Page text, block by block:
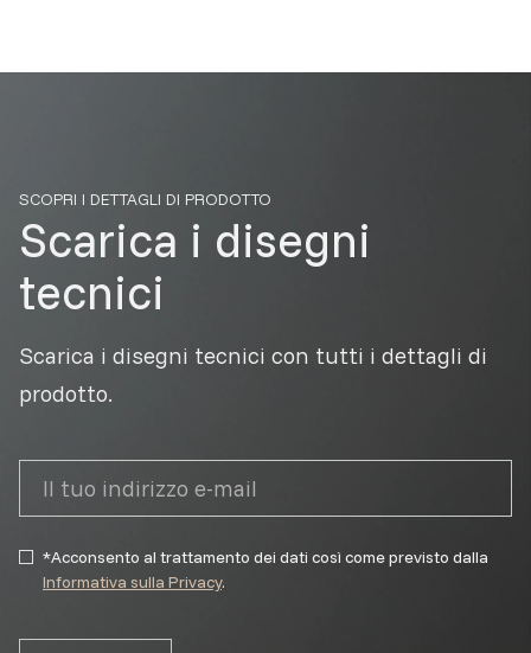
SCOPRI I DETTAGLI DI PRODOTTO
Scarica i disegni
tecnici
Scarica i disegni tecnici con tutti i dettagli di
prodotto.
*Acconsento al trattamento dei dati così come previsto dalla
Informativa sulla Privacy.